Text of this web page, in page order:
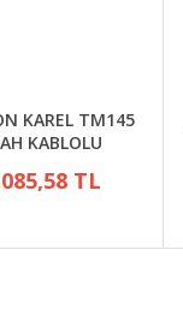
KAREL TM145
KABLOLU
TL